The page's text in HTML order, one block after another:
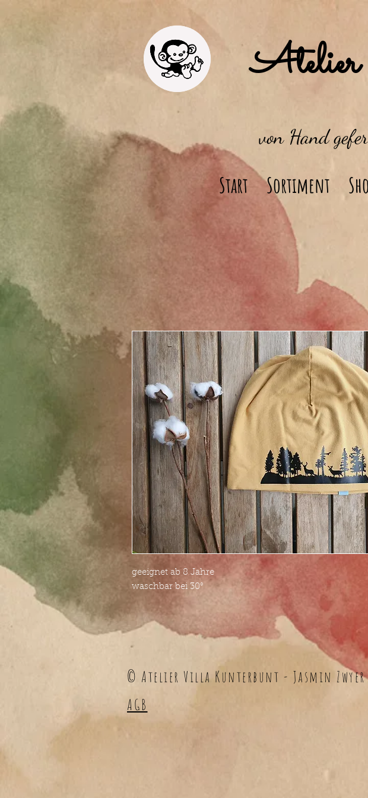
von Hand
Start Sortiment
geeignet ab 8 Jahre
waschbar bei 30°
© Atelier Villa Kunterbunt - Jasmin Zwyer
AGB